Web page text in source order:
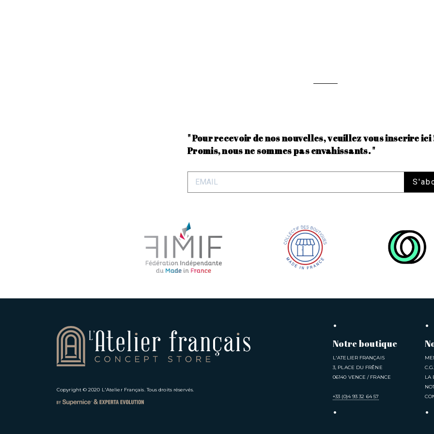
" Pour recevoir de nos nouvelles, veuillez vous inscrire ici
Promis, nous ne sommes pas envahissants. "
Copyright © 2020 L'Atelier Français. Tous droits réservés.
Notre boutique
L'ATELIER FRANÇAIS
3, PLACE DU FRÊNE
06140 VENCE / FRANCE
+33 (0)4 93 32 64 57
LA